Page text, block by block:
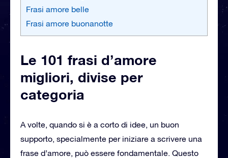
Frasi amore belle
Frasi amore buonanotte
Le 101 frasi d’amore
migliori, divise per
categoria
A volte, quando si è a corto di idee, un buon
supporto, specialmente per iniziare a scrivere una
frase d’amore, può essere fondamentale. Questo